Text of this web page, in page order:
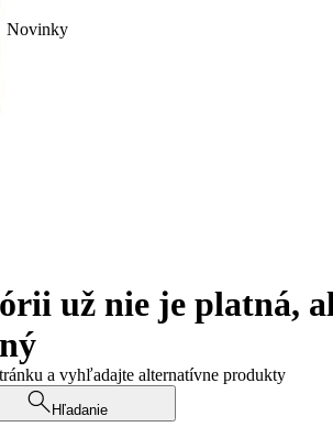
Novinky
už nie je platná,
a vyhľadajte alternatívne produkty
Hľadanie